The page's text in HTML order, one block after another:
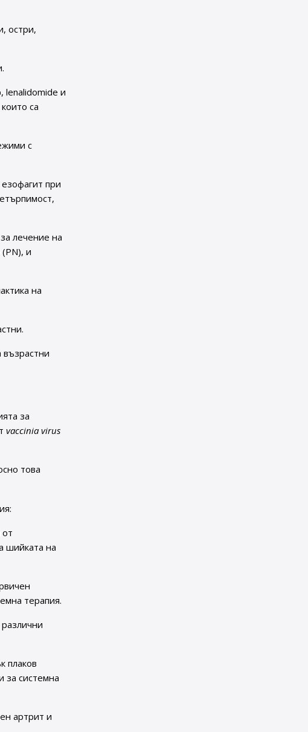
остри,
lenalidomide и
са
с
при
лечение на
и
на
за
vaccinia virus
това
шийката на
терапия.
плаков
за системна
артрит и